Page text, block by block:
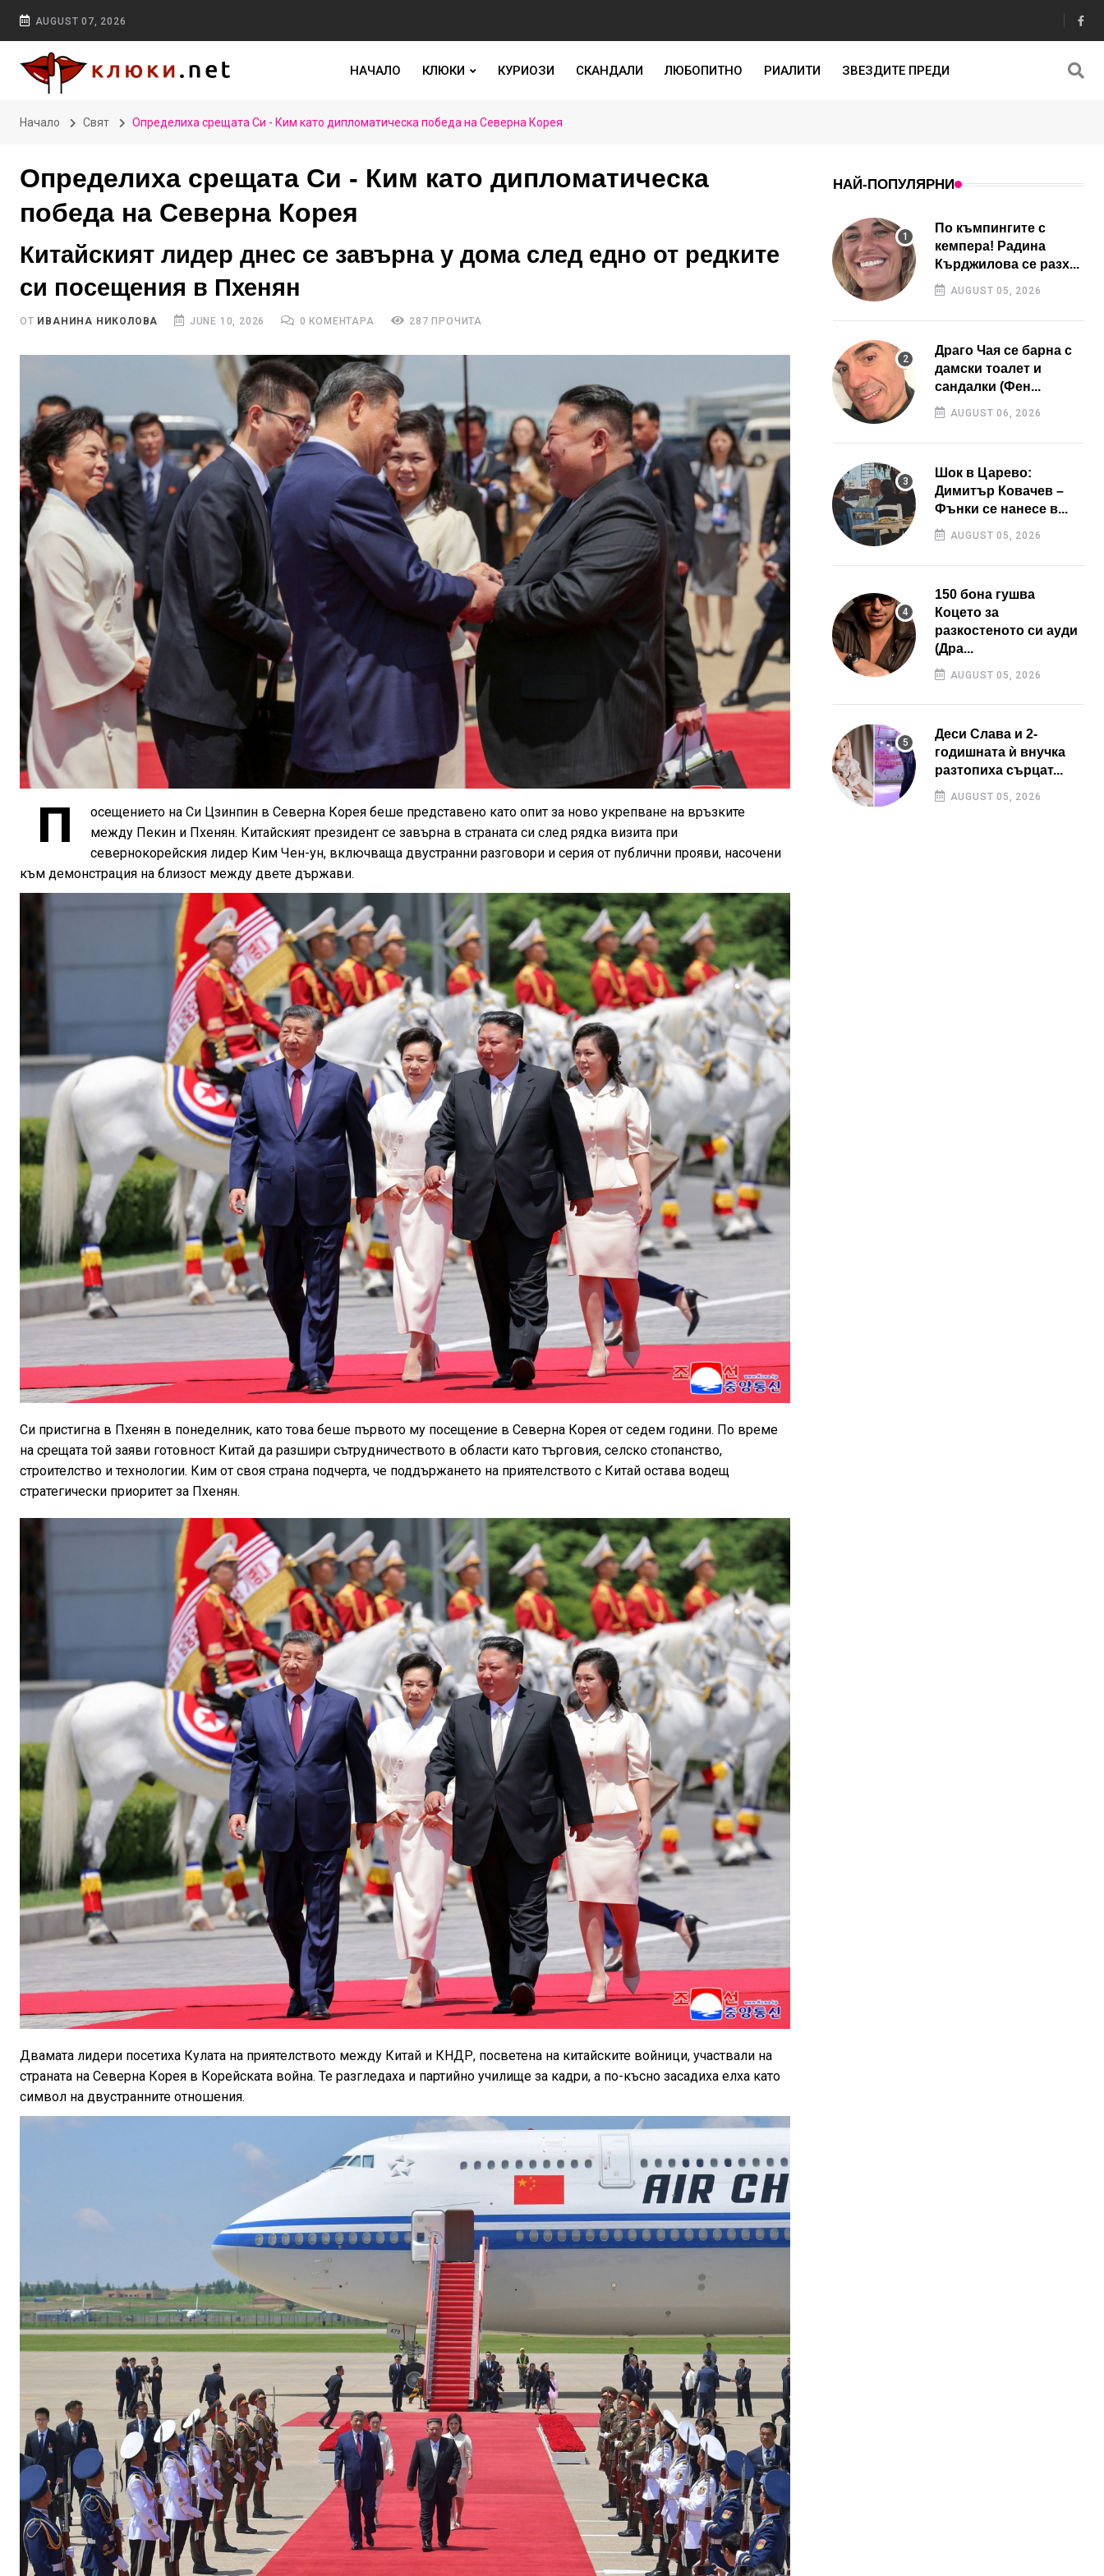
AUGUST 07, 2026
НАЧАЛО КЛЮКИ КУРИОЗИ СКАНДАЛИ ЛЮБОПИТНО РИАЛИТИ ЗВЕЗДИТЕ ПРЕДИ
Начало Свят Определиха срещата Си - Ким като дипломатическа победа на Северна Корея
Определиха срещата Си - Ким като дипломатическа
победа на Северна Корея
Китайският лидер днес се завърна у дома след едно от редките
си посещения в Пхенян
ОТ ИВАНИНА НИКОЛОВА JUNE 10, 2026 0 КОМЕНТАРА 287 ПРОЧИТА
П
осещението на Си Цзинпин в Северна Корея беше представено като опит за ново укрепване на връзките
между Пекин и Пхенян. Китайският президент се завърна в страната си след рядка визита при
севернокорейския лидер Ким Чен-ун, включваща двустранни разговори и серия от публични прояви, насочени
към демонстрация на близост между двете държави.
Си пристигна в Пхенян в понеделник, като това беше първото му посещение в Северна Корея от седем години. По време
на срещата той заяви готовност Китай да разшири сътрудничеството в области като търговия, селско стопанство,
строителство и технологии. Ким от своя страна подчерта, че поддържането на приятелството с Китай остава водещ
стратегически приоритет за Пхенян.
Двамата лидери посетиха Кулата на приятелството между Китай и КНДР, посветена на китайските войници, участвали на
страната на Северна Корея в Корейската война. Те разгледаха и партийно училище за кадри, а по-късно засадиха елха като
символ на двустранните отношения.
НАЙ-ПОПУЛЯРНИ
По къмпингите с
кемпера! Радина
Кърджилова се разх...
AUGUST 05, 2026
Драго Чая се барна с
дамски тоалет и
сандалки (Фен...
AUGUST 06, 2026
Шок в Царево:
Димитър Ковачев –
Фънки се нанесе в...
AUGUST 05, 2026
150 бона гушва
Коцето за
разкостеното си ауди
(Дра...
AUGUST 05, 2026
Деси Слава и 2-
годишната ѝ внучка
разтопиха сърцат...
AUGUST 05, 2026